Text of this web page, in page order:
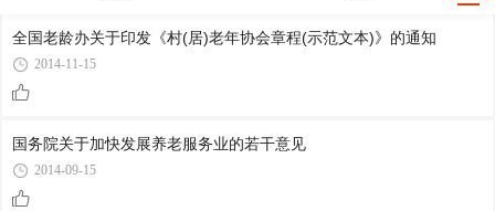
全国老龄办关于印发《村(居)老年协会章程(示范文本)》的通知
2014-11-15
国务院关于加快发展养老服务业的若干意见
2014-09-15